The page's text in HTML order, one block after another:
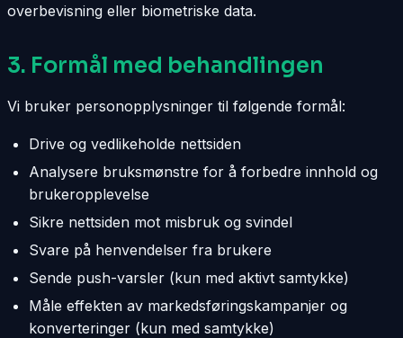
overbevisning eller biometriske data.
3. Formål med behandlingen
Vi bruker personopplysninger til følgende formål:
Drive og vedlikeholde nettsiden
Analysere bruksmønstre for å forbedre innhold og
brukeropplevelse
Sikre nettsiden mot misbruk og svindel
Svare på henvendelser fra brukere
Sende push-varsler (kun med aktivt samtykke)
Måle effekten av markedsføringskampanjer og
konverteringer (kun med samtykke)